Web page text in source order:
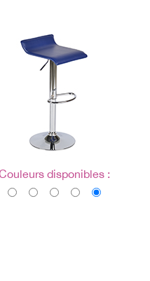
disponibles :